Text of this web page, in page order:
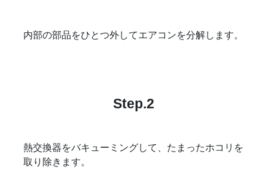
内部の部品をひとつ外してエアコンを分解します。
Step.2
熱交換器をバキューミングして、たまったホコリを
取り除きます。